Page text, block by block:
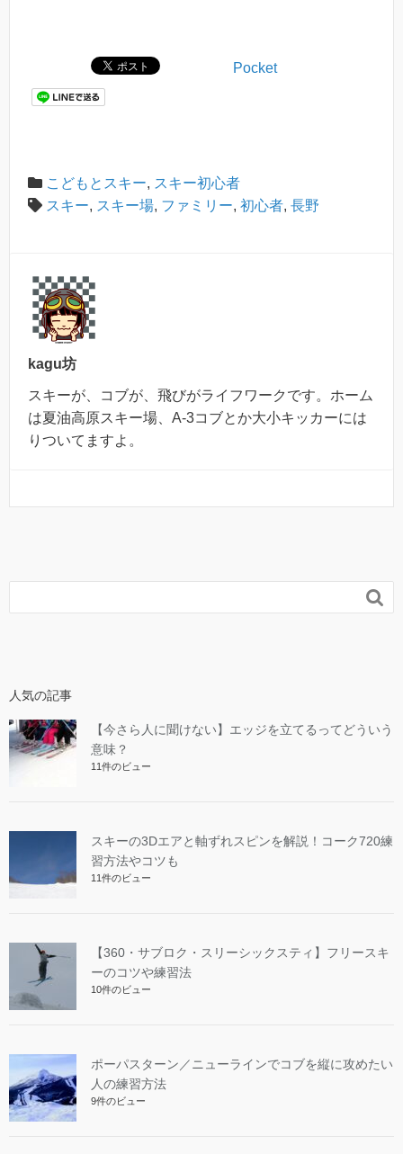
Pocket
こどもとスキー, スキー初心者
スキー, スキー場, ファミリー, 初心者, 長野
kagu坊
スキーが、コブが、飛びがライフワークです。ホーム
は夏油高原スキー場、A-3コブとか大小キッカーには
りついてますよ。

人気の記事
【今さら人に聞けない】エッジを立てるってどういう
意味？
11件のビュー
スキーの3Dエアと軸ずれスピンを解説！コーク720練
習方法やコツも
11件のビュー
【360・サブロク・スリーシックスティ】フリースキ
ーのコツや練習法
10件のビュー
ポーパスターン／ニューラインでコブを縦に攻めたい
人の練習方法
9件のビュー